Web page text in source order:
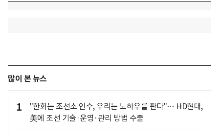
많이 본 뉴스
1
"한화는 조선소 인수, 우리는 노하우를 판다"… HD현대,
美에 조선 기술·운영·관리 방법 수출